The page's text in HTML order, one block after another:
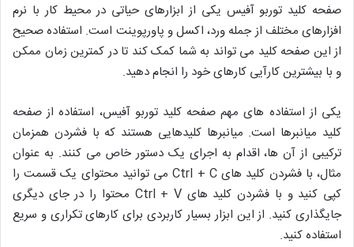
صفحه کلید توربو آفیس یکی از ابزارهای حیاتی در محیط کار با نرم
افزارهای مختلف از جمله ورد، اکسل و پاورپوینت است. استفاده صحیح
از این صفحه کلید می تواند به شما کمک کند تا در کمترین زمان ممکن
و با بیشترین کارآیی کارهای خود را انجام دهید.
یکی از استفاده های مهم صفحه کلید توربو آفیس، استفاده از صفحه
کلید میانبرها است. میانبرها کلیدهایی هستند که با فشردن همزمان
ترکیبی از آن ها، اقدام به اجرای یک دستور خاص می کنند. به عنوان
مثال، با فشردن کلید های Ctrl + C می توانید محتوای یک قسمت را
کپی کنید و با فشردن کلید های Ctrl + V محتوا را در جای دیگری
جایگذاری کنید. از این ابزار بسیار کاربردی برای کارهای تکراری و سریع
استفاده کنید.